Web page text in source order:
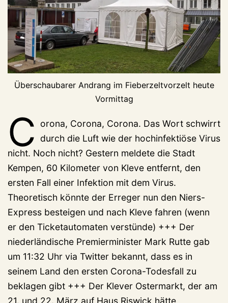
Überschaubarer Andrang im Fieberzeltvorzelt heute
Vormittag
C
orona, Corona, Corona. Das Wort schwirrt
durch die Luft wie der hochinfektiöse Virus
nicht. Noch nicht? Gestern meldete die Stadt
Kempen, 60 Kilometer von Kleve entfernt, den
ersten Fall einer Infektion mit dem Virus.
Theoretisch könnte der Erreger nun den Niers-
Express besteigen und nach Kleve fahren (wenn
er den Ticketautomaten verstünde) +++ Der
niederländische Premierminister Mark Rutte gab
um 11:32 Uhr via Twitter bekannt, dass es in
seinem Land den ersten Corona-Todesfall zu
beklagen gibt +++ Der Klever Ostermarkt, der am
21. und 22. März auf Haus Riswick hätte